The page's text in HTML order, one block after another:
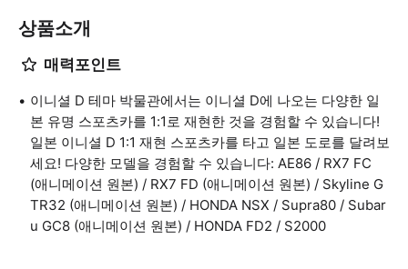
상품소개
매력포인트
이니셜 D 테마 박물관에서는 이니셜 D에 나오는 다양한 일
본 유명 스포츠카를 1:1로 재현한 것을 경험할 수 있습니다!
일본 이니셜 D 1:1 재현 스포츠카를 타고 일본 도로를 달려보
세요! 다양한 모델을 경험할 수 있습니다: AE86 / RX7 FC
(애니메이션 원본) / RX7 FD (애니메이션 원본) / Skyline G
TR32 (애니메이션 원본) / HONDA NSX / Supra80 / Subar
u GC8 (애니메이션 원본) / HONDA FD2 / S2000